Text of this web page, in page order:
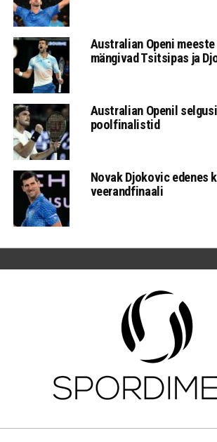
Australian Openi
mängivad Tsitsipas ja
Australian Openil
poolfinalistid
Novak Djokovic edenes
veerandfinaali